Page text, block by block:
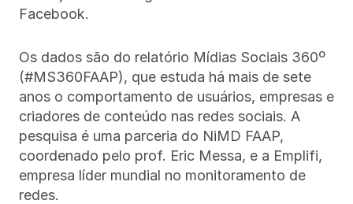
Facebook.
Os dados são do relatório Mídias Sociais 360º
(#MS360FAAP), que estuda há mais de sete
anos o comportamento de usuários, empresas e
criadores de conteúdo nas redes sociais. A
pesquisa é uma parceria do NiMD FAAP,
coordenado pelo prof. Eric Messa, e a Emplifi,
empresa líder mundial no monitoramento de
redes.